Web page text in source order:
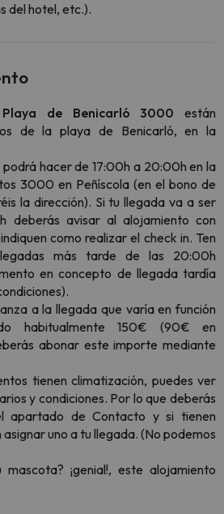
del hotel, etc.).
de Benicarló 3000 están
de la playa de Benicarló, en la
hacer de 17:00h a 20:00h en la
3000 en Peñíscola (en el bono de
la dirección). Si tu llegada va a ser
deberás avisar al alojamiento con
como realizar el check in. Ten
más tarde de las 20:00h
en concepto de llegada tardía
a la llegada que varía en función
habitualmente 150€ (90€ en
abonar este importe mediante
tienen climatización, puedes ver
y condiciones. Por lo que deberás
apartado de Contacto y si tienen
uno a tu llegada. (No podemos
¡genial!, este alojamiento